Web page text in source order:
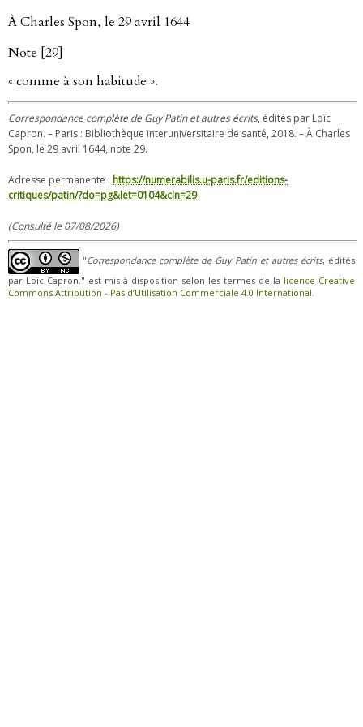
À Charles Spon, le 29 avril 1644
Note [29]
« comme à son habitude ».
Correspondance complète de Guy Patin et autres écrits, édités par Loïc
Capron. – Paris : Bibliothèque interuniversitaire de santé, 2018. – À Charles
Spon, le 29 avril 1644, note 29.
Adresse permanente : https://numerabilis.u-paris.fr/editions-
critiques/patin/?do=pg&let=0104&cln=29
(Consulté le 07/08/2026)
"Correspondance complète de Guy Patin et autres écrits, édités
par Loïc Capron." est mis à disposition selon les termes de la licence Creative
Commons Attribution - Pas d’Utilisation Commerciale 4.0 International.